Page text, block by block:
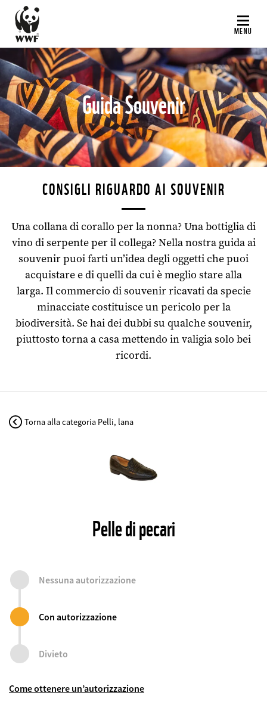
Salta
contenuto
principale
MENU
Guida Souvenir
CONSIGLI RIGUARDO AI SOUVENIR
Una collana di corallo per la nonna? Una bottiglia di
vino di serpente per il collega? Nella nostra guida ai
souvenir puoi farti un’idea degli oggetti che puoi
acquistare e di quelli da cui è meglio stare alla
larga. Il commercio di souvenir ricavati da specie
minacciate costituisce un pericolo per la
biodiversità. Se hai dei dubbi su qualche souvenir,
piuttosto torna a casa mettendo in valigia solo bei
ricordi.
Torna alla categoria Pelli, lana
Pelle di pecari
Nessuna autorizzazione
Con autorizzazione
Divieto
Come ottenere un’autorizzazione